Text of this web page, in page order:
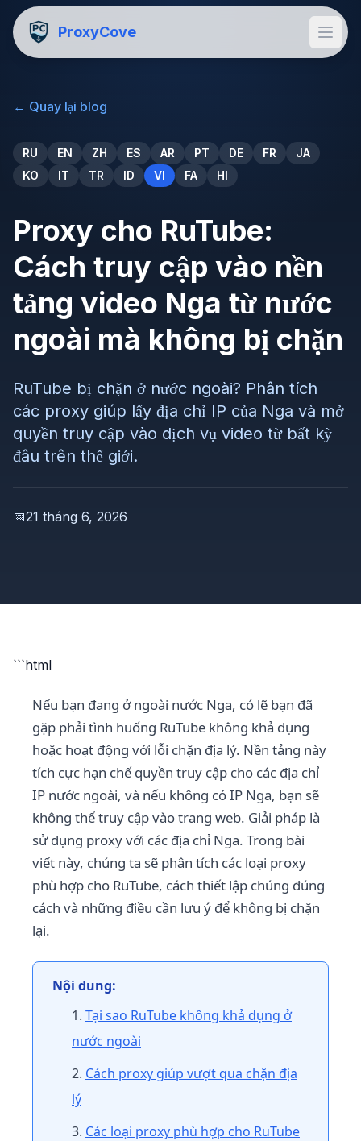
ProxyCove
← Quay lại blog
RU EN ZH ES AR PT DE FR
JA
KO
IT TR ID VI FA HI
Proxy cho RuTube:
Cách truy cập vào nền
tảng video Nga từ nước
ngoài mà không bị chặn
RuTube bị chặn ở nước ngoài? Phân tích
các proxy giúp lấy địa chỉ IP của Nga và mở
quyền truy cập vào dịch vụ video từ bất kỳ
đâu trên thế giới.
📅21 tháng 6, 2026
```html
Nếu bạn đang ở ngoài nước Nga, có lẽ bạn đã
gặp phải tình huống RuTube không khả dụng
hoặc hoạt động với lỗi chặn địa lý. Nền tảng này
tích cực hạn chế quyền truy cập cho các địa chỉ
IP nước ngoài, và nếu không có IP Nga, bạn sẽ
không thể truy cập vào trang web. Giải pháp là
sử dụng proxy với các địa chỉ Nga. Trong bài
viết này, chúng ta sẽ phân tích các loại proxy
phù hợp cho RuTube, cách thiết lập chúng đúng
cách và những điều cần lưu ý để không bị chặn
lại.
Nội dung:
Tại sao RuTube không khả dụng ở
nước ngoài
Cách proxy giúp vượt qua chặn địa
lý
Các loại proxy phù hợp cho RuTube